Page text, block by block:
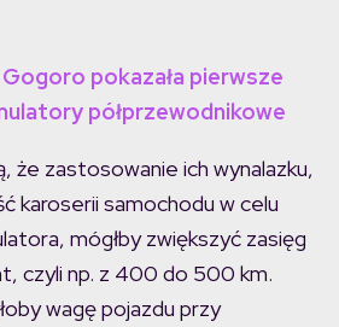
pokazała pierwsze
półprzewodnikowe
że zastosowanie ich wynalazku,
karoserii samochodu w celu
mógłby zwiększyć zasięg
czyli np. z 400 do 500 km.
wagę pojazdu przy